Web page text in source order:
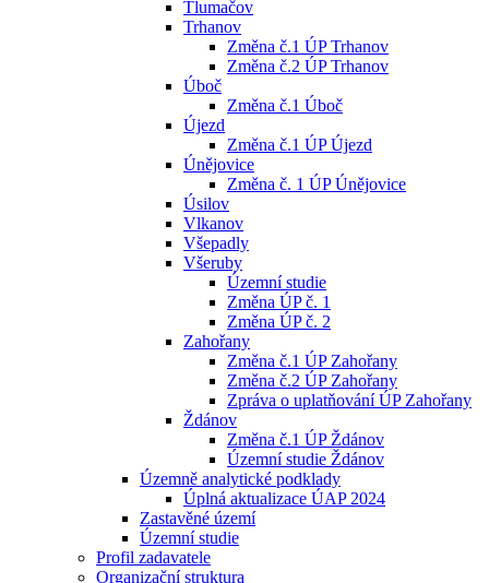
Tlumačov
Trhanov
Změna č.1 ÚP Trhanov
Změna č.2 ÚP Trhanov
Úboč
Změna č.1 Úboč
Újezd
Změna č.1 ÚP Újezd
Únějovice
Změna č. 1 ÚP Únějovice
Úsilov
Vlkanov
Všepadly
Všeruby
Územní studie
Změna ÚP č. 1
Změna ÚP č. 2
Zahořany
Změna č.1 ÚP Zahořany
Změna č.2 ÚP Zahořany
Zpráva o uplatňování ÚP Zahořany
Ždánov
Změna č.1 ÚP Ždánov
Územní studie Ždánov
Územně analytické podklady
Úplná aktualizace ÚAP 2024
Zastavěné území
Územní studie
Profil zadavatele
Organizační struktura